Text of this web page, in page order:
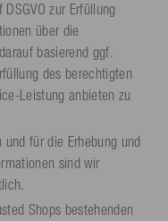
zur Erfüllung
über die
basierend ggf.
des berechtigten
Leistung anbieten zu
und für die Erhebung und
sind wir
Shops bestehenden